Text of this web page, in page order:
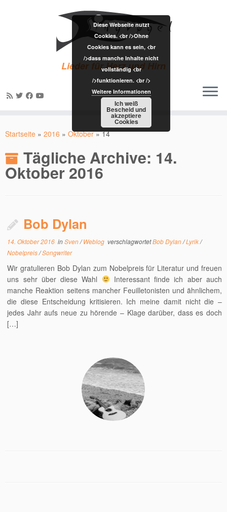
Inhalt
Lieder für Herz und Hirn
Startseite » 2016 » Oktober » 14
Tägliche Archive: 14.
Oktober 2016
Bob Dylan
14. Oktober 2016 inSven/Weblog verschlagwortetBob Dylan/Lyrik/
Nobelpreis/Songwriter
Wir gratulieren Bob Dylan zum Nobelpreis für Literatur und freuen
uns sehr über diese Wahl
Interessant finde ich aber auch
manche Reaktion seitens mancher Feuilletonisten und ähnlichem,
die diese Entscheidung kritisieren. Ich meine damit nicht die –
jedes Jahr aufs neue zu hörende – Klage darüber, dass es doch
[…]
Diese Webseite nutzt
Cookies. <br />Ohne
Cookies kann es sein, <br
/>dass manche Inhalte nicht
vollständig <br
/>funktionieren. <br />
Weitere Informationen
Ich weiß
Bescheid und
akzeptiere
Cookies